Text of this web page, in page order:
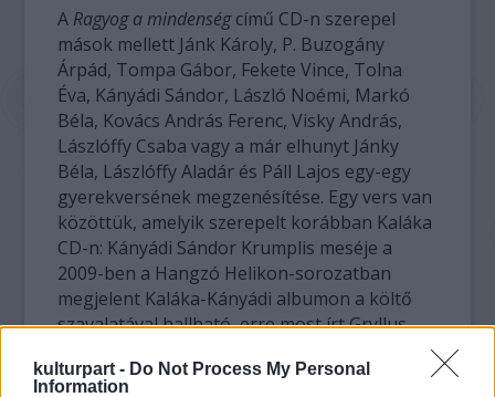
kulturpart - Do Not Process My Personal
Information
A Ragyog a mindenségcímű CD-n szerepel
mások mellett Jánk Károly, P. Buzogány
Árpád, Tompa Gábor, Fekete Vince, Tolna
Éva, Kányádi Sándor, László Noémi, Markó
Béla, Kovács András Ferenc, Visky András,
Lászlóffy Csaba vagy a már elhunyt Jánky
Béla, Lászlóffy Aladár és Páll Lajos egy-egy
gyerekversének megzenésítése. Egy vers van
közöttük, amelyik szerepelt korábban Kaláka
CD-n: Kányádi Sándor Krumplis meséje a
2009-ben a Hangzó Helikon-sorozatban
megjelent Kaláka-Kányádi albumon a költő
szavalatával hallható, erre most írt Gryllus